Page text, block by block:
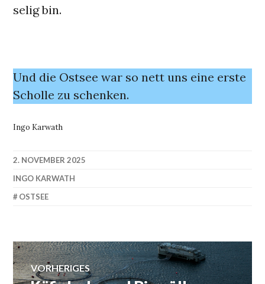
selig bin.
Und die Ostsee war so nett uns eine erste
Scholle zu schenken.
Ingo Karwath
2. NOVEMBER 2025
INGO KARWATH
OSTSEE
Beitragsnavigation
VORHERIGES